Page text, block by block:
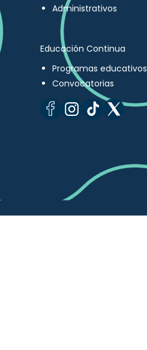
Administrativos
Educación Continua
Programas educativos
Convocatorias